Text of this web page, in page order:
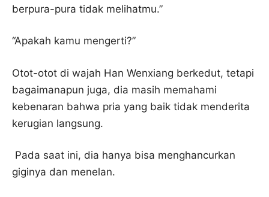
berpura-pura tidak melihatmu.”
“Apakah kamu mengerti?”
Otot-otot di wajah Han Wenxiang berkedut, tetapi
bagaimanapun juga, dia masih memahami
kebenaran bahwa pria yang baik tidak menderita
kerugian langsung.
Pada saat ini, dia hanya bisa menghancurkan
giginya dan menelan.